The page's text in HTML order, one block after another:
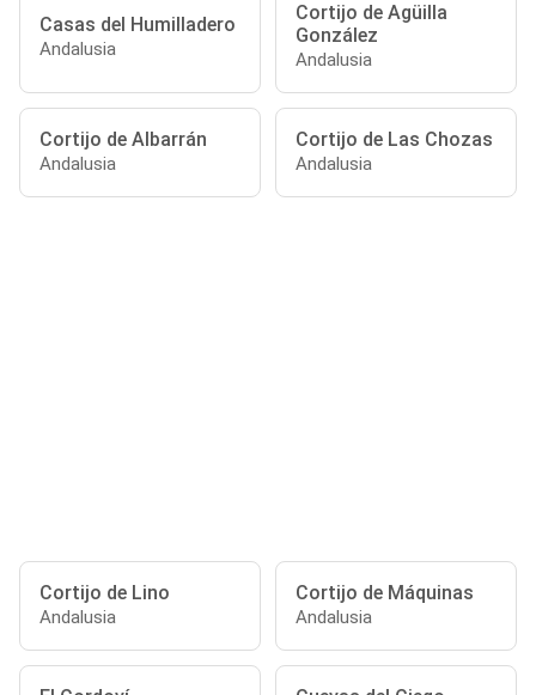
Casas del Humilladero
Andalusia
Cortijo de Agüilla
González
Andalusia
Cortijo de Albarrán
Andalusia
Cortijo de Las Chozas
Andalusia
Cortijo de Lino
Andalusia
Cortijo de Máquinas
Andalusia